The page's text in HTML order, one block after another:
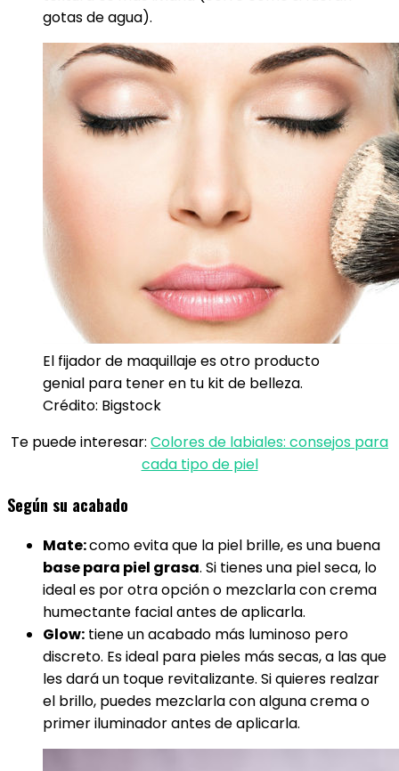
gotas de agua).
El fijador de maquillaje es otro producto
genial para tener en tu kit de belleza.
Crédito: Bigstock
Te puede interesar: Colores de labiales: consejos para
cada tipo de piel
Según su acabado
Mate:como evita que la piel brille, es una buena
base para piel grasa. Si tienes una piel seca, lo
ideal es por otra opción o mezclarla con crema
humectante facial antes de aplicarla.
Glow: tiene un acabado más luminoso pero
discreto. Es ideal para pieles más secas, a las que
les dará un toque revitalizante. Si quieres realzar
el brillo, puedes mezclarla con alguna crema o
primer iluminador antes de aplicarla.